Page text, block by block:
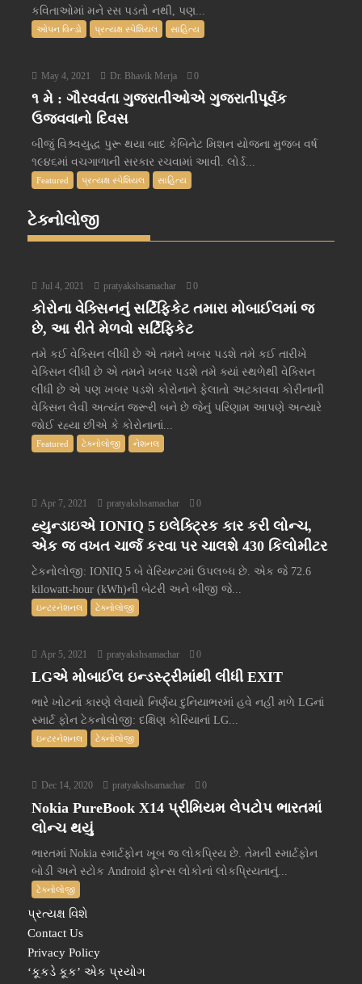
કવિતાઓમાં મને રસ પડતો નથી, પણ...
ઓપન વિન્ડો પ્રત્યક્ષ સ્પેશિયલ સાહિત્ય
May 4, 2021 Dr. Bhavik Merja 0
૧ મે : ગૌરવવંતા ગુજરાતીઓએ ગુજરાતીપૂર્વક
ઉજવવાનો દિવસ
બીજું વિશ્ર્વયુદ્ધ પુરૂ થયા બાદ કેબિનેટ મિશન યોજના મુજબ વર્ષ
૧૯૪૬માં વચગાળાની સરકાર રચવામાં આવી. લોર્ડ...
Featured પ્રત્યક્ષ સ્પેશિયલ સાહિત્ય
ટેક્નોલોજી
Jul 4, 2021 pratyakshsamachar 0
કોરોના વેક્સિનનું સર્ટિફિકેટ તમારા મોબાઈલમાં જ
છે, આ રીતે મેળવો સર્ટિફિકેટ
તમે કઈ વેક્સિન લીધી છે એ તમને ખબર પડશે તમે કઈ તારીખે
વેક્સિન લીધી છે એ તમને ખબર પડશે તમે ક્યાં સ્થળેથી વેક્સિન
લીધી છે એ પણ ખબર પડશે કોરોનાને ફેલાતો અટકાવવા કોરીનાની
વેક્સિન લેવી અત્યંત જરૂરી બને છે જેનું પરિણામ આપણે અત્યારે
જોઈ રહ્યા છીએ કે કોરોનાનાં...
Featured ટેક્નોલોજી નેશનલ
Apr 7, 2021 pratyakshsamachar 0
હ્યુન્ડાઇએ IONIQ 5 ઇલેક્ટ્રિક કાર કરી લોન્ચ,
એક જ વખત ચાર્જ કરવા પર ચાલશે 430 કિલોમીટર
ટેકનોલોજી: IONIQ 5 બે વેરિયન્ટમાં ઉપલબ્ધ છે. એક જે 72.6
kilowatt-hour (kWh)ની બેટરી અને બીજી જે...
ઇન્ટરનેશનલ ટેક્નોલોજી
Apr 5, 2021 pratyakshsamachar 0
LGએ મોબાઈલ ઇન્ડસ્ટ્રીમાંથી લીધી EXIT
ભારે ખોટનાં કારણે લેવાયો નિર્ણય દુનિયાભરમાં હવે નહીં મળે LGનાં
સ્માર્ટ ફોન ટેકનોલોજી: દક્ષિણ કોરિયાનાં LG...
ઇન્ટરનેશનલ ટેક્નોલોજી
Dec 14, 2020 pratyakshsamachar 0
Nokia PureBook X14 પ્રીમિયમ લેપટોપ ભારતમાં
લોન્ચ થયું
ભારતમાં Nokia સ્માર્ટફોન ખૂબ જ લોકપ્રિય છે. તેમની સ્માર્ટફોન
બોડી અને સ્ટોક Android ફોન્સ લોકોનાં લોકપ્રિયતાનું...
ટેક્નોલોજી
પ્રત્યક્ષ વિશે
Contact Us
Privacy Policy
‘કૂકડે કૂક’ એક પ્રયોગ